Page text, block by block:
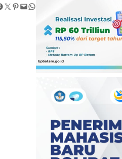
Twitter Pinterest Mail WhatsApp